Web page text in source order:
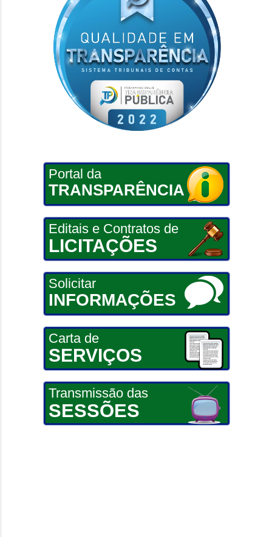
Portal da
TRANSPARÊNCIA
Editais e Contratos de
LICITAÇÕES
Solicitar
INFORMAÇÕES
Carta de
SERVIÇOS
Transmissão das
SESSÕES